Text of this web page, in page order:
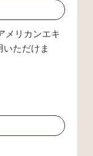
メリカンエキ
ただけま